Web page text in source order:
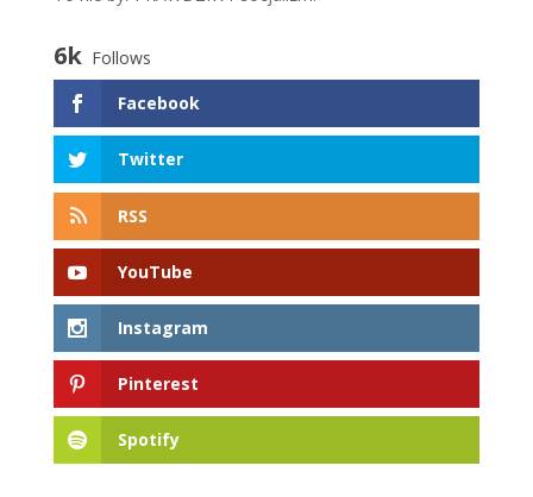
6k Follows
Facebook
Twitter
RSS
YouTube
Instagram
Pinterest
Spotify